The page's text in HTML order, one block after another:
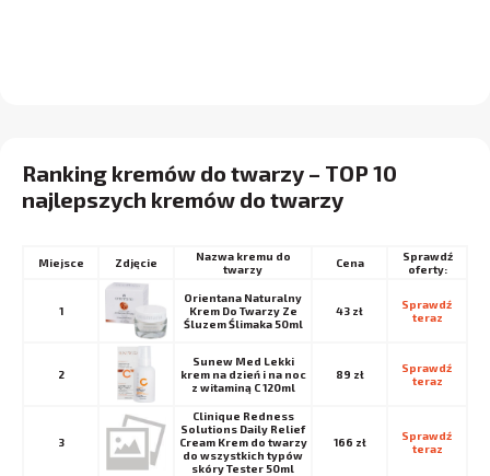
Ranking kremów do twarzy – TOP 10
najlepszych kremów do twarzy
Miejsce
Nazwa kremu do
twarzy
Cena
Sprawdź
oferty:
1
Orientana Naturalny
Krem Do Twarzy Ze
Śluzem Ślimaka 50ml
43 zł
Sprawdź
teraz
2
Sunew Med Lekki
krem na dzień i na noc
z witaminą C 120ml
89 zł
Sprawdź
teraz
3
Clinique Redness
Solutions Daily Relief
Cream Krem do twarzy
do wszystkich typów
skóry Tester 50ml
166 zł
Sprawdź
teraz